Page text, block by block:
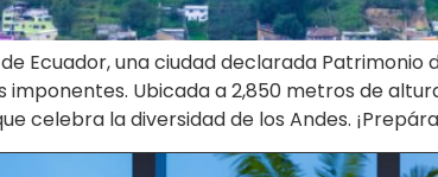
Ecuador, una ciudad declarada Patrimonio
imponentes. Ubicada a 2,850 metros de
celebra la diversidad de los Andes.